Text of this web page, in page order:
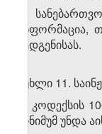
4.
შედგენისას.
მუხლი 11.
1. კოდექსის
მინიმუმ უნდა